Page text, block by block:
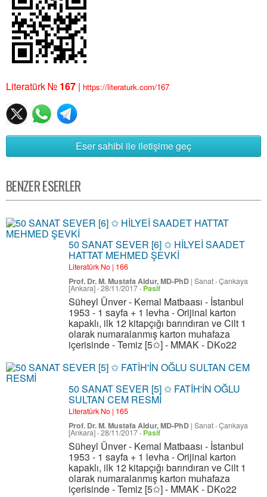
Literatürk № 167 | https://literaturk.com/167
Eser sahibi ile iletişime geç
BENZER ESERLER
50 SANAT SEVER [6] ✩ HİLYEİ SAADET
HATTAT MEHMED ŞEVKİ
Literatürk No | 166
Prof. Dr. M. Mustafa Aldur, MD-PhD | Sanat ·Çankaya
[Ankara] ·28/11/2017 · Pasif
Süheyl Ünver - Kemal Matbaası - İstanbul
1953 - 1 sayfa + 1 levha - Orijinal karton
kapaklı, ilk 12 kitapçığı barındıran ve Cilt 1
olarak numaralanmış karton muhafaza
içerisinde - Temiz [5✩] - MMAK - DKo22
50 SANAT SEVER [5] ✩ FATİH'İN OĞLU
SULTAN CEM RESMİ
Literatürk No | 165
Prof. Dr. M. Mustafa Aldur, MD-PhD | Sanat ·Çankaya
[Ankara] ·28/11/2017 · Pasif
Süheyl Ünver - Kemal Matbaası - İstanbul
1953 - 1 sayfa + 1 levha - Orijinal karton
kapaklı, ilk 12 kitapçığı barındıran ve Cilt 1
olarak numaralanmış karton muhafaza
içerisinde - Temiz [5✩] - MMAK - DKo22